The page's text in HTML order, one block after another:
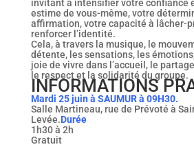
invitant à intensifier votre confiance
estime de vous-même, votre
affirmation, votre capacité à lâcher-
renforcer l’identité.
Cela, à travers la musique, le
détente, les sensations, les
joie de vivre dans l’accueil, le
le respect et la solidarité du groupe.
INFORMATIONS
Mardi 25 juin à SAUMUR à 09H30.
Salle Martineau, rue de Prévoté à
Levée.Durée
1h30 à 2h
Gratuit